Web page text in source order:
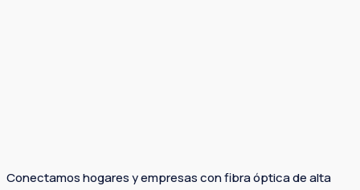
Conectamos hogares y empresas con fibra óptica de alta